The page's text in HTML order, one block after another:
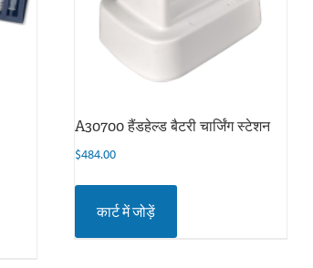
A30700 हैंडहेल्ड बैटरी चार्जिंग स्टेशन
$484.00
कार्ट में जोड़ें